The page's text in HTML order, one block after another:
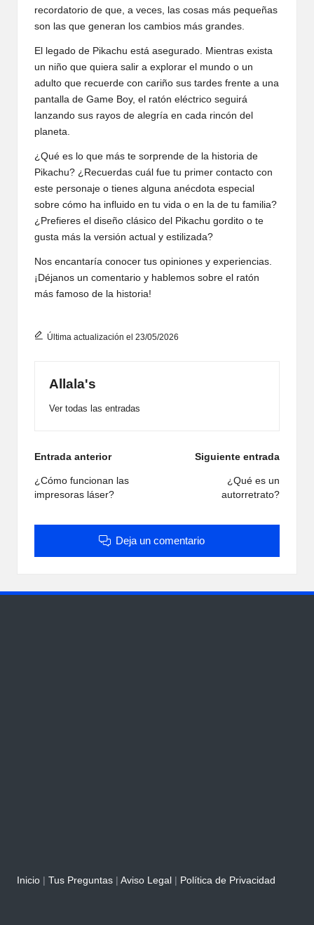
recordatorio de que, a veces, las cosas más pequeñas
son las que generan los cambios más grandes.
El legado de Pikachu está asegurado. Mientras exista
un niño que quiera salir a explorar el mundo o un
adulto que recuerde con cariño sus tardes frente a una
pantalla de Game Boy, el ratón eléctrico seguirá
lanzando sus rayos de alegría en cada rincón del
planeta.
¿Qué es lo que más te sorprende de la historia de
Pikachu? ¿Recuerdas cuál fue tu primer contacto con
este personaje o tienes alguna anécdota especial
sobre cómo ha influido en tu vida o en la de tu familia?
¿Prefieres el diseño clásico del Pikachu gordito o te
gusta más la versión actual y estilizada?
Nos encantaría conocer tus opiniones y experiencias.
¡Déjanos un comentario y hablemos sobre el ratón
más famoso de la historia!
Última actualización el 23/05/2026
Allala's
Ver todas las entradas
Navegación
de
entradas
Entrada anterior
¿Cómo funcionan las
impresoras láser?
Siguiente entrada
¿Qué es un
autorretrato?
Deja un comentario
Inicio Tus Preguntas Aviso Legal Política de Privacidad